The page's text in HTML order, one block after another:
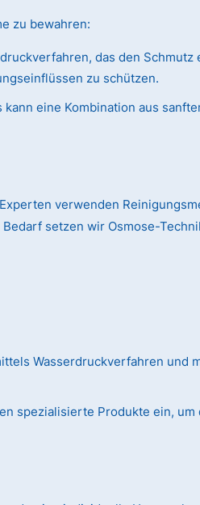
zu bewahren:
das den
zu schützen.
eine Kombination aus
verwenden
setzen wir Osmose-
Wasserdruckverfahren und
spezialisierte Produkte ein,